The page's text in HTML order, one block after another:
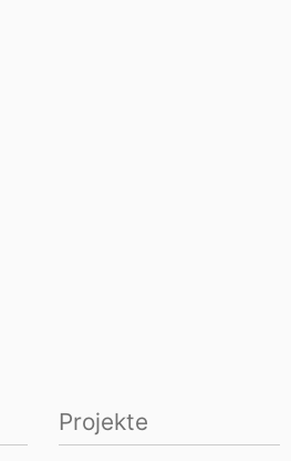
Projekte